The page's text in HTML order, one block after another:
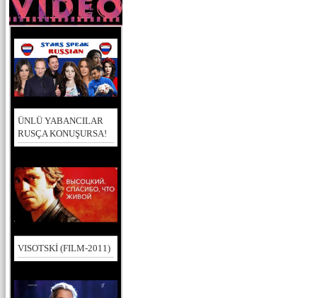
ÜNLÜ YABANCILAR
RUSÇA KONUŞURSA!
VISOTSKİ (FILM-2011)